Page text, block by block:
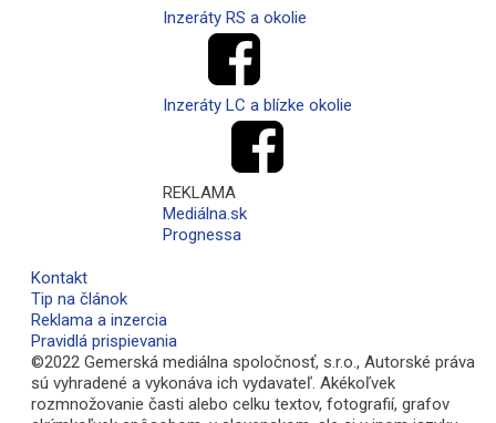
Inzeráty RS a okolie
Inzeráty LC a blízke okolie
REKLAMA
Mediálna.sk
Prognessa
Kontakt
Tip na článok
Reklama a inzercia
Pravidlá prispievania
©2022 Gemerská mediálna spoločnosť, s.r.o., Autorské práva
sú vyhradené a vykonáva ich vydavateľ. Akékoľvek
rozmnožovanie časti alebo celku textov, fotografií, grafov